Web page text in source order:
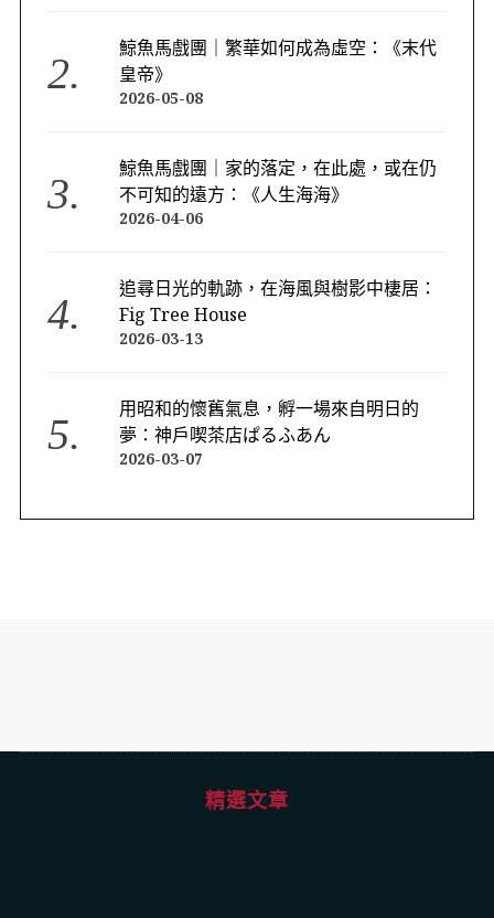
鯨魚馬戲團｜繁華如何成為虛空：《末代
皇帝》
2026-05-08
鯨魚馬戲團｜家的落定，在此處，或在仍
不可知的遠方：《人生海海》
2026-04-06
追尋日光的軌跡，在海風與樹影中棲居：
Fig Tree House
2026-03-13
用昭和的懷舊氣息，孵一場來自明日的
夢：神戶喫茶店ぱるふあん
2026-03-07
精選文章